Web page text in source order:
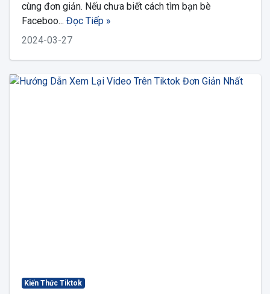
cùng đơn giản. Nếu chưa biết cách tìm bạn bè
Faceboo... Đọc Tiếp »
2024-03-27
Kiến Thức Tiktok